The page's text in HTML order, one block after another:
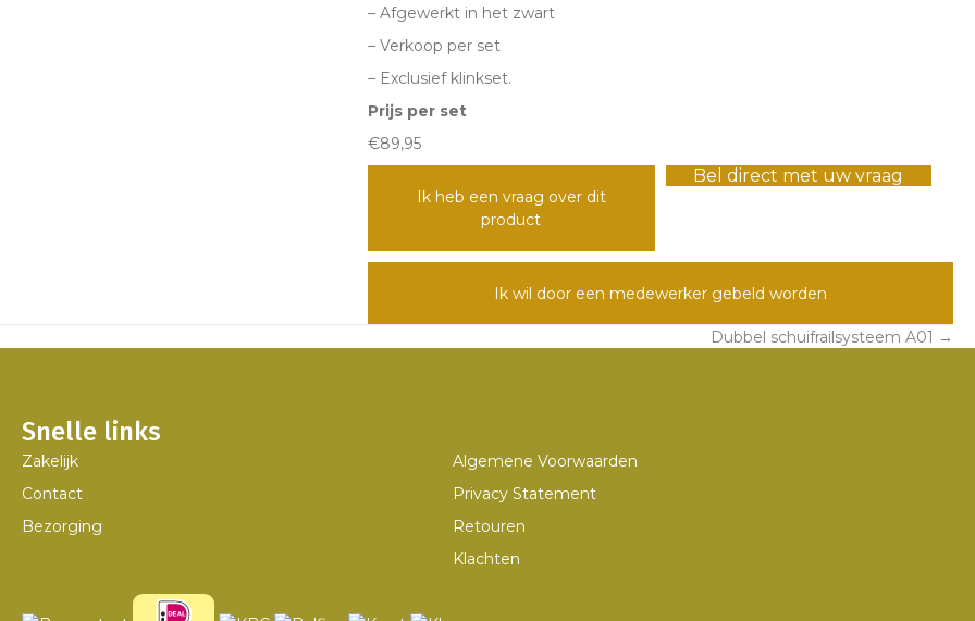
– Afgewerkt in het zwart
– Verkoop per set
– Exclusief klinkset.
Prijs per set
€89,95
Ik heb een vraag over dit
product
Bel direct met uw vraag
Ik wil door een medewerker gebeld worden
Dubbel schuifrailsysteem A01 →
Snelle links
Zakelijk
Contact
Bezorging
Algemene Voorwaarden
Privacy Statement
Retouren
Klachten